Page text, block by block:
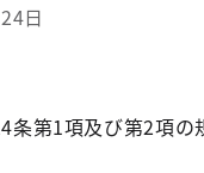
日
条第1項及び第2項の